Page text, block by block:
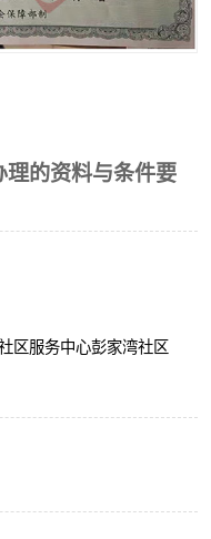
理的资料与条件要
区服务中心彭家湾社区